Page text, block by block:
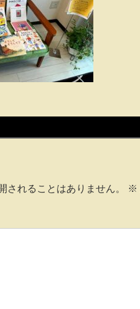
されることはありません。 ※